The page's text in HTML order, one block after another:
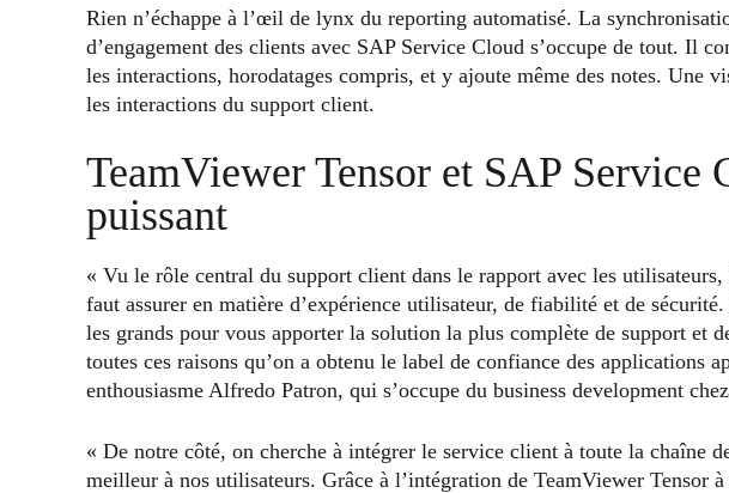
Rien n’échappe à l’œil de lynx du reporting automatisé. La
d’engagement des clients avec SAP Service Cloud s’occupe de tout. Il
les interactions, horodatages compris, et y ajoute même des notes. Une
les interactions du support client.
TeamViewer Tensor et SAP Service
puissant
« Vu le rôle central du support client dans le rapport avec les
faut assurer en matière d’expérience utilisateur, de fiabilité et de
les grands pour vous apporter la solution la plus complète de support et
toutes ces raisons qu’on a obtenu le label de confiance des applications
enthousiasme Alfredo Patron, qui s’occupe du business development
« De notre côté, on cherche à intégrer le service client à toute la chaîne
meilleur à nos utilisateurs. Grâce à l’intégration de TeamViewer Tensor